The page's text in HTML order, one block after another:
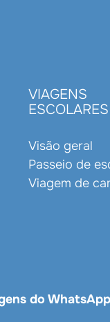
VIAGENS
ESCOLARES
Visão geral
Passeio de
Viagem de
do